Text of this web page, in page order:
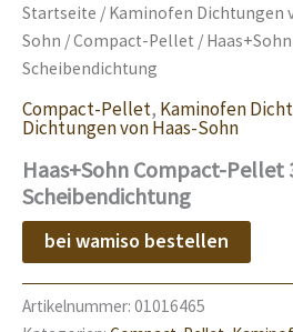
Startseite / Kaminofen Dichtungen
Sohn /Compact-Pellet /
Scheibendichtung
Compact-Pellet, Kaminofen
Dichtungen von Haas-Sohn
Haas+Sohn Compact-Pellet
Scheibendichtung
bei wamiso bestellen
Artikelnummer: 01016465